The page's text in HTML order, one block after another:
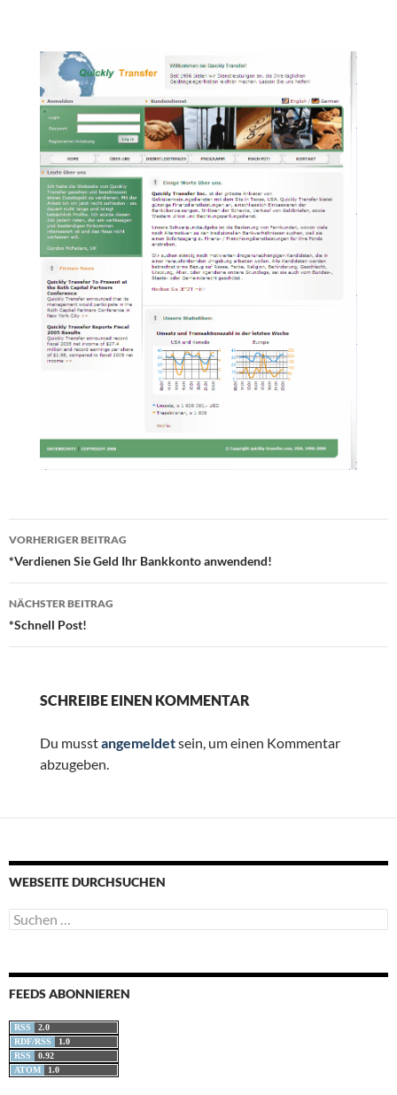
Beitragsnavigation
VORHERIGER BEITRAG
*Verdienen Sie Geld Ihr Bankkonto anwendend!
NÄCHSTER BEITRAG
*Schnell Post!
SCHREIBE EINEN KOMMENTAR
Du musstangemeldetsein, um einen Kommentar
abzugeben.
WEBSEITE DURCHSUCHEN
Suchen
nach:
FEEDS ABONNIEREN
RSS
2.0
RDF/RSS
1.0
RSS
0.92
ATOM
1.0